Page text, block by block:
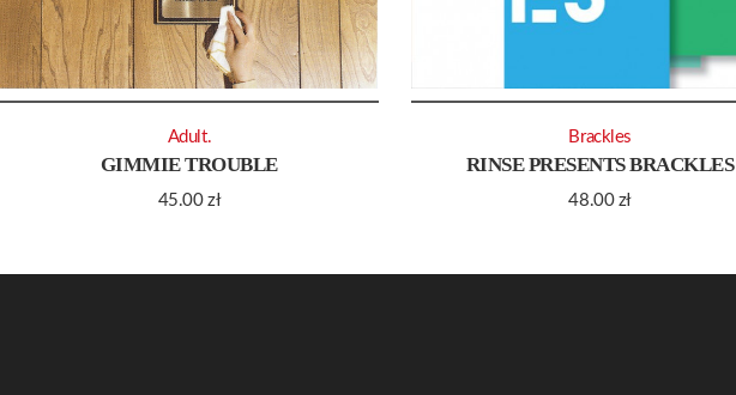
GIMMIE TROUBLE
45.00zł
Adult.
RINSE PRESENTS BRACKLES
48.00 zł
Brackles